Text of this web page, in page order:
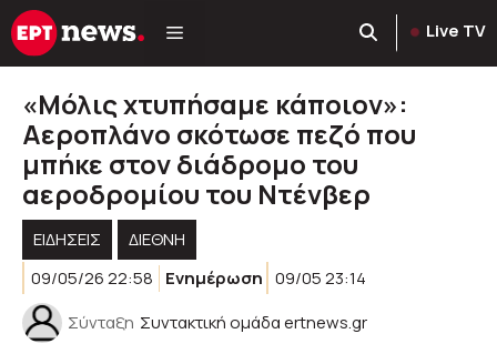
Μετάβαση
σε
Live TV
«Μόλις χτυπήσαμε κάποιον»:
Αεροπλάνο σκότωσε πεζό που
μπήκε στον διάδρομο του
αεροδρομίου του Ντένβερ
ΕΙΔΗΣΕΙΣ
ΔΙΕΘΝΗ
09/05/26 22:58
Ενημέρωση 09/05 23:14
Σύνταξη Συντακτική ομάδα ertnews.gr